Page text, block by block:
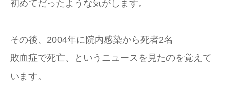
初めてだったような気がします。
その後、2004年に院内感染から死者2名
敗血症で死亡、というニュースを見たのを覚えて
います。